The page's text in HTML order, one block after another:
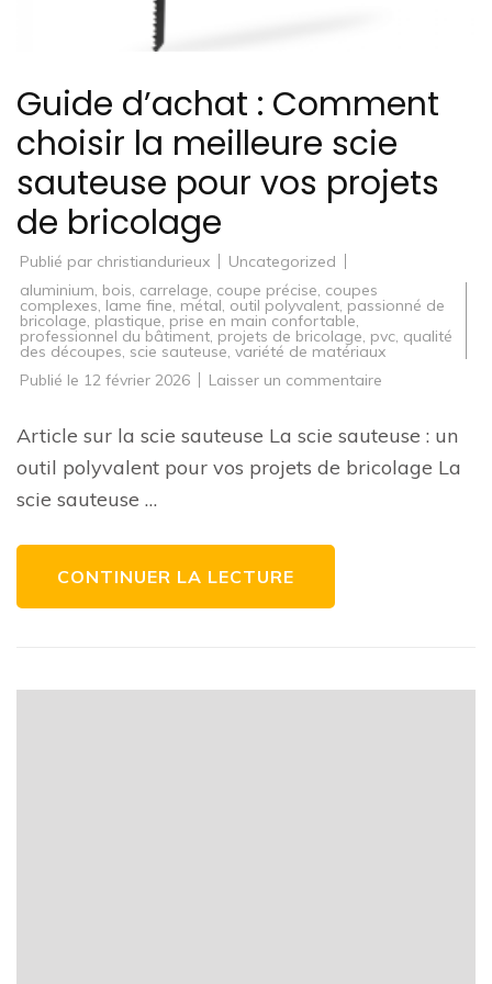
Guide d’achat : Comment
choisir la meilleure scie
sauteuse pour vos projets
de bricolage
Publié par christiandurieux
Uncategorized
aluminium, bois, carrelage, coupe précise, coupes
complexes, lame fine, métal, outil polyvalent, passionné de
bricolage, plastique, prise en main confortable,
professionnel du bâtiment, projets de bricolage, pvc, qualité
des découpes, scie sauteuse, variété de matériaux
Publié le 12 février 2026 Laisser un commentaire
Comment
choisir
la
Article sur la scie sauteuse La scie sauteuse : un
outil polyvalent pour vos projets de bricolage La
scie sauteuse …
CONTINUER LA LECTURE